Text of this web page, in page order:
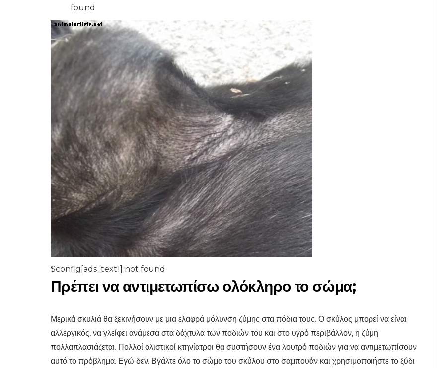
found
$config[ads_text1] not found
Πρέπει να αντιμετωπίσω ολόκληρο το σώμα;
Μερικά σκυλιά θα ξεκινήσουν με μια ελαφρά μόλυνση ζύμης στα πόδια τους. Ο σκύλος μπορεί να είναι
αλλεργικός, να γλείφει ανάμεσα στα δάχτυλα των ποδιών του και στο υγρό περιβάλλον, η ζύμη
πολλαπλασιάζεται. Πολλοί ολιστικοί κτηνίατροι θα συστήσουν ένα λουτρό ποδιών για να αντιμετωπίσουν
αυτό το πρόβλημα. Εγώ δεν. Βγάλτε όλο το σώμα του σκύλου στο σαμπουάν και χρησιμοποιήστε το ξύδι